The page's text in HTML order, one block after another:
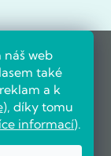
náš web
také
a k
), díky tomu
informací).